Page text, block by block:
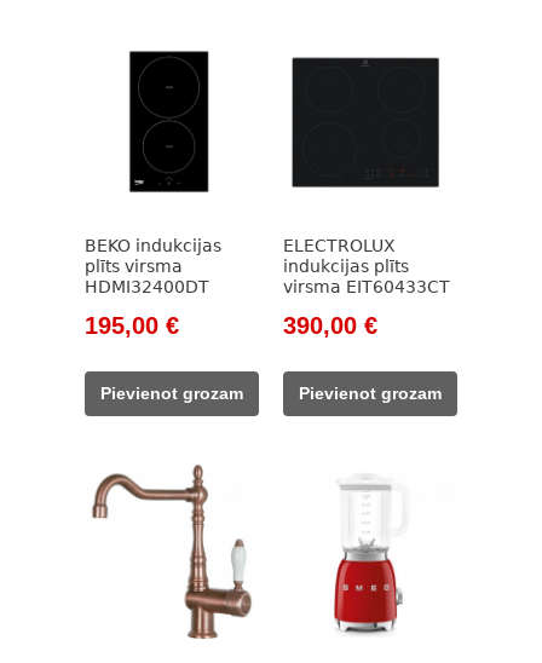
BEKO indukcijas
plīts virsma
HDMI32400DT
Original
was:
785,00 €.
195,00 €Current
195,00 €.
Pievienot grozam
ELECTROLUX
indukcijas plīts
virsma EIT60433CT
Original
was:
562,00 €.
390,00 €Current
390,00 €.
Pievienot grozam